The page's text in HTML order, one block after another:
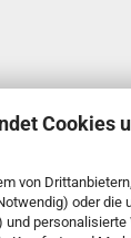
Cookies
von
oder die
personalisierte